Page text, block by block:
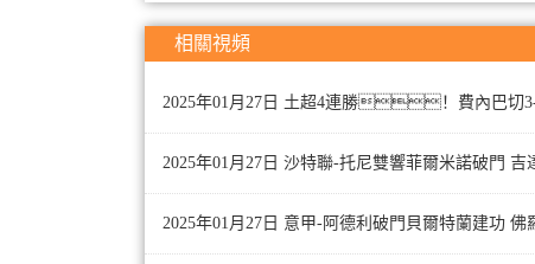
相關視頻
2025年01月27日 土超4連勝！費內巴切3-
2025年01月27日 沙特聯-托尼雙響菲爾米諾破門 吉
2025年01月27日 意甲-阿德利破門貝爾特蘭建功 佛